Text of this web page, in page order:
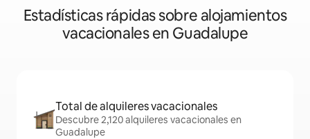
Estadísticas rápidas sobre alojamientos
vacacionales en Guadalupe
Total de alquileres vacacionales
Descubre 2,120 alquileres vacacionales en
Guadalupe